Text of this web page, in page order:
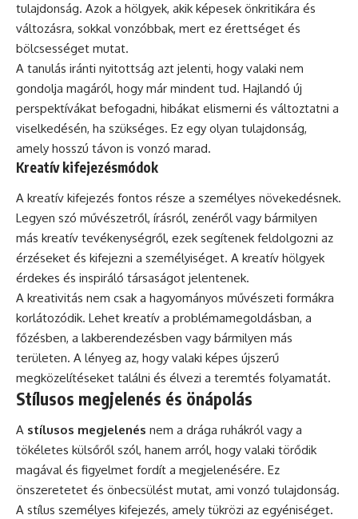
tulajdonság. Azok a hölgyek, akik képesek önkritikára és
változásra, sokkal vonzóbbak, mert ez érettséget és
bölcsességet mutat.
A tanulás iránti nyitottság azt jelenti, hogy valaki nem
gondolja magáról, hogy már mindent tud. Hajlandó új
perspektívákat befogadni, hibákat elismerni és változtatni a
viselkedésén, ha szükséges. Ez egy olyan tulajdonság,
amely hosszú távon is vonzó marad.
Kreatív kifejezésmódok
A kreatív kifejezés fontos része a személyes növekedésnek.
Legyen szó művészetről, írásról, zenéről vagy bármilyen
más kreatív tevékenységről, ezek segítenek feldolgozni az
érzéseket és kifejezni a személyiséget. A kreatív hölgyek
érdekes és inspiráló társaságot jelentenek.
A kreativitás nem csak a hagyományos művészeti formákra
korlátozódik. Lehet kreatív a problémamegoldásban, a
főzésben, a lakberendezésben vagy bármilyen más
területen. A lényeg az, hogy valaki képes újszerű
megközelítéseket találni és élvezi a teremtés folyamatát.
Stílusos megjelenés és önápolás
A stílusos megjelenés nem a drága ruhákról vagy a
tökéletes külsőről szól, hanem arról, hogy valaki törődik
magával és figyelmet fordít a megjelenésére. Ez
önszeretetet és önbecsülést mutat, ami vonzó tulajdonság.
A stílus személyes kifejezés, amely tükrözi az egyéniséget.